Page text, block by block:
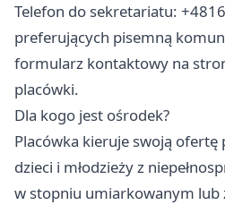
Telefon do sekretariatu:
preferujących pisemną
formularz kontaktowy na
placówki.
Dla kogo jest ośrodek?
Placówka kieruje swoją
dzieci i młodzieży z
w stopniu umiarkowanym lub